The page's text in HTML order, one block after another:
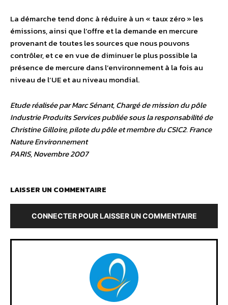
La démarche tend donc à réduire à un « taux zéro » les
émissions, ainsi que l’offre et la demande en mercure
provenant de toutes les sources que nous pouvons
contrôler, et ce en vue de diminuer le plus possible la
présence de mercure dans l’environnement à la fois au
niveau de l’UE et au niveau mondial.
Etude réalisée par Marc Sénant, Chargé de mission du pôle
Industrie Produits Services publiée sous la responsabilité de
Christine Gilloire, pilote du pôle et membre du CSIC2. France
Nature Environnement
PARIS, Novembre 2007
LAISSER UN COMMENTAIRE
CONNECTER POUR LAISSER UN COMMENTAIRE